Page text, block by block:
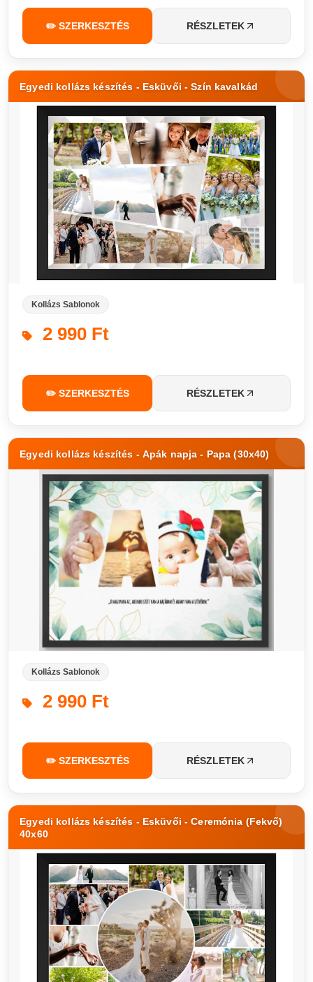
✏️ SZERKESZTÉS RÉSZLETEK
Egyedi kollázs készítés - Esküvői - Szín kavalkád
Kollázs Sablonok
2 990 Ft
✏️ SZERKESZTÉS RÉSZLETEK
Egyedi kollázs készítés - Apák napja - Papa (30x40)
Kollázs Sablonok
2 990 Ft
✏️ SZERKESZTÉS RÉSZLETEK
Egyedi kollázs készítés - Esküvői - Ceremónia (Fekvő)
40x60